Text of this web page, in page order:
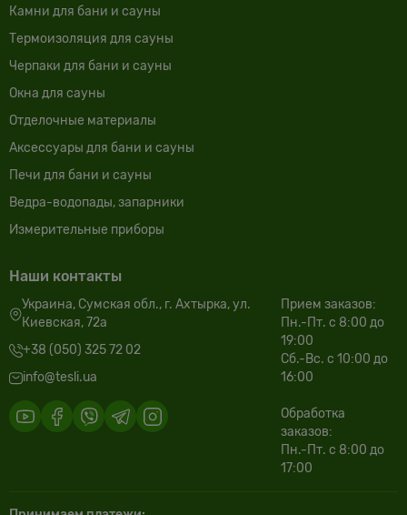
Камни для бани и сауны
Термоизоляция для сауны
Черпаки для бани и сауны
Окна для сауны
Отделочные материалы
Аксессуары для бани и сауны
Печи для бани и сауны
Ведра-водопады, запарники
Измерительные приборы
Наши контакты
Украина, Сумская обл., г. Ахтырка, ул.
Киевская, 72а
+38 (050) 325 72 02
info@tesli.ua
Прием заказов:
Пн.-Пт. с 8:00 до
19:00
Сб.-Вс. с 10:00 до
16:00
Обработка
заказов:
Пн.-Пт. с 8:00 до
17:00